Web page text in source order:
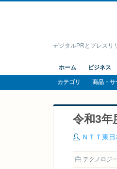
デジタルPRとプレスリ
ホーム ビジネス
カテゴリ 商品・サ
令和3年
ＮＴＴ東日
テクノロジ